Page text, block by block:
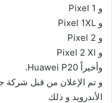
و Pixel 1
و Pixel 1XL
و Pixel 2
و Pixel 2 Xl
وأخيراً Huawei P20
.
و تم الإعلان من قبل
الأندرويد و ذلك